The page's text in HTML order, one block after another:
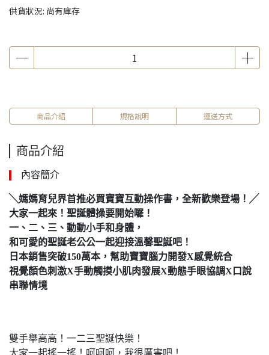
供貨狀況: 尚有庫存
商品介紹 規格說明 運送方式
商品介紹
內容簡介
╲媽媽育兒界首推必買寶寶互動操作書，全新歡樂登場！ ╱
大家一起來！聖誕體操要開始囉！
一、二、三、動動小手和身體，
和可愛的聖誕老公公一起迎接溫馨聖誕吧！
日本銷售突破150萬本，幫助寶寶腦力開發Χ感覺統合
視覺顏色刺激Χ手動觸摸小肌肉發展Χ動態手眼協調Χ 口說
串聯情境
雙手舉高高！一二三聖誕快樂！
大家一起搖一搖！呵呵呵，我很厲害吧！